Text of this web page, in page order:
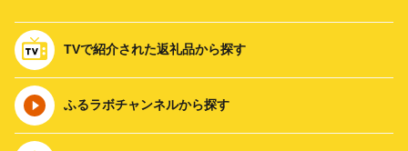
TVで紹介された返礼品から探す
ふるラボチャンネルから探す